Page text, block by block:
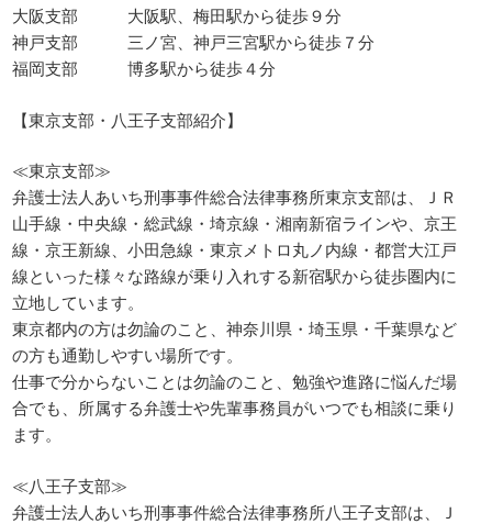
大阪支部 大阪駅、梅田駅から徒歩９分
神戸支部 三ノ宮、神戸三宮駅から徒歩７分
福岡支部 博多駅から徒歩４分
【東京支部・八王子支部紹介】
≪東京支部≫
弁護士法人あいち刑事事件総合法律事務所東京支部は、ＪＲ
山手線・中央線・総武線・埼京線・湘南新宿ラインや、京王
線・京王新線、小田急線・東京メトロ丸ノ内線・都営大江戸
線といった様々な路線が乗り入れする新宿駅から徒歩圏内に
立地しています。
東京都内の方は勿論のこと、神奈川県・埼玉県・千葉県など
の方も通勤しやすい場所です。
仕事で分からないことは勿論のこと、勉強や進路に悩んだ場
合でも、所属する弁護士や先輩事務員がいつでも相談に乗り
ます。
≪八王子支部≫
弁護士法人あいち刑事事件総合法律事務所八王子支部は、Ｊ